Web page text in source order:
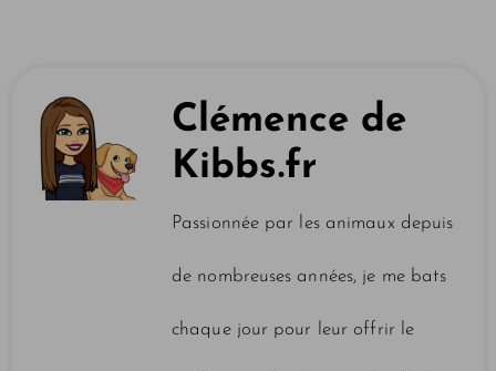
Clémence de
Kibbs.fr
Passionnée par les animaux depuis
de nombreuses années, je me bats
chaque jour pour leur offrir le